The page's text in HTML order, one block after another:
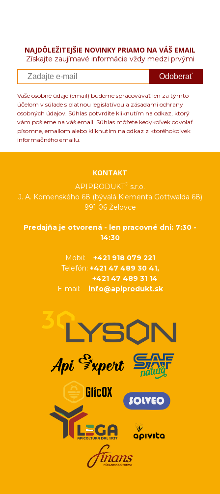
NAJDÔLEŽITEJŠIE NOVINKY PRIAMO NA VÁŠ EMAIL
Získajte zaujímavé informácie vždy medzi prvými
Odoberať
Vaše osobné údaje (email) budeme spracovávať len za týmto
účelom v súlade s platnou legislatívou a zásadami ochrany
osobných údajov. Súhlas potvrdíte kliknutím na odkaz, ktorý
vám pošleme na váš email. Súhlas môžete kedykoľvek odvolať
písomne, emailom alebo kliknutím na odkaz z ktoréhokoľvek
informačného emailu.
KONTAKT
APIPRODUKT® s.r.o.
J. A. Komenského 68 (bývalá Klementa Gottwalda 68)
991 06 Želovce
Predajňa je otvorená - len pracovné dni: 7:30 -
14:30
Mobil: +421 918 079 221
Telefón: +421 47 489 30 41,
+421 47 489 31 14
E-mail: info@apiprodukt.sk